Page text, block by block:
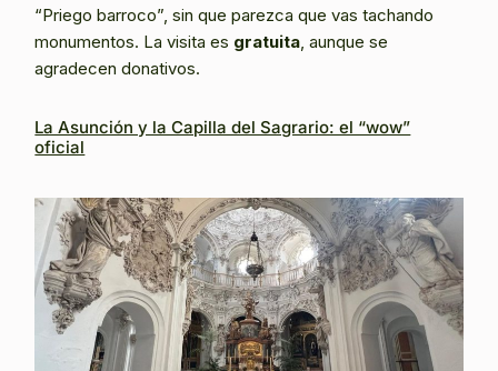
“Priego barroco”, sin que parezca que vas tachando
monumentos. La visita es gratuita , aunque se
agradecen donativos.
La Asunción y la Capilla del Sagrario: el “wow”
oficial